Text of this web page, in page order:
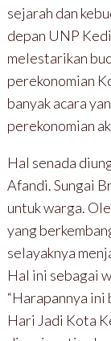
sejarah dan
depan UNP
melestarikan
perekonomian
banyak acara
perekonomian
Hal senada
Afandi. Sungai
untuk warga.
yang
selayaknya
Hal ini sebagai
“Harapannya ini
Hari Jadi Kota